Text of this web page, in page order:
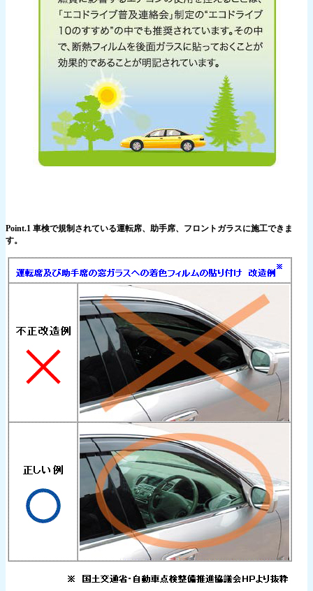
Point.1 車検で規制されている運転席、助手席、フロントガラスに施工できま
す。